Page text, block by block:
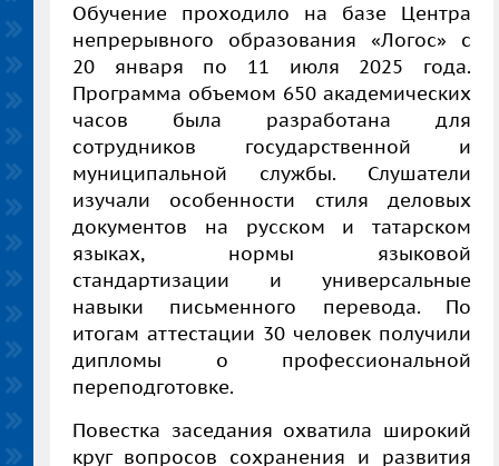
Обучение проходило на базе Центра
непрерывного образования «Логос» с
20 января по 11 июля 2025 года.
Программа объемом 650 академических
часов была разработана для
сотрудников государственной и
муниципальной службы. Слушатели
изучали особенности стиля деловых
документов на русском и татарском
языках, нормы языковой
стандартизации и универсальные
навыки письменного перевода. По
итогам аттестации 30 человек получили
дипломы о профессиональной
переподготовке.
Повестка заседания охватила широкий
круг вопросов сохранения и развития